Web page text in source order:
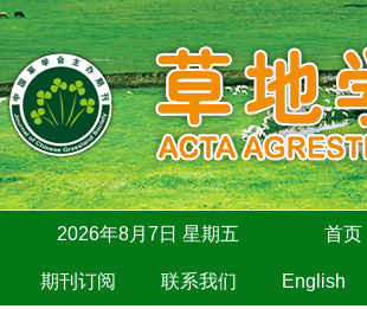
2026年8月7日 星期五 首页
期刊订阅 联系我们 English